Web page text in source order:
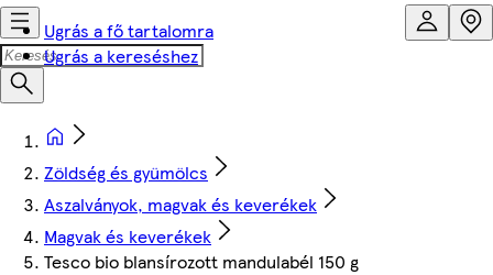
Ugrás a fő tartalomra
Ugrás a kereséshez
Zöldség és gyümölcs
Aszalványok, magvak és keverékek
Magvak és keverékek
Tesco bio blansírozott mandulabél 150 g